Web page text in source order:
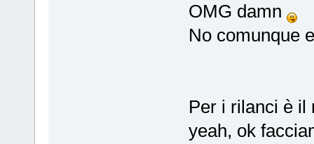
OMG damn
No comunque
Per i rilanci è il
yeah, ok